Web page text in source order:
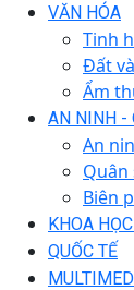
VĂN HÓA
Tinh
Đất
Ẩm
AN NINH -
An
Quân
Biên
KHOA
QUỐC TẾ